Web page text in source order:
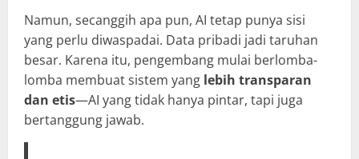
Namun, secanggih apa pun, AI tetap punya sisi
yang perlu diwaspadai. Data pribadi jadi taruhan
besar. Karena itu, pengembang mulai berlomba-
lomba membuat sistem yang lebih transparan
dan etis—AI yang tidak hanya pintar, tapi juga
bertanggung jawab.